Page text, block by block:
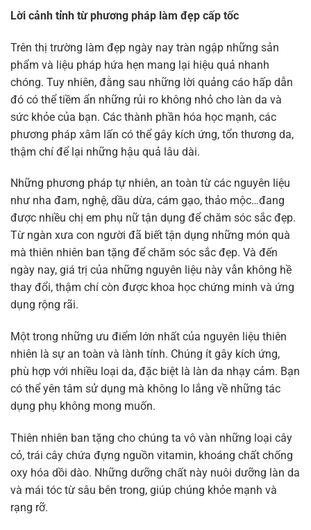
Lời cảnh tỉnh từ phương pháp làm đẹp cấp tốc
Trên thị trường làm đẹp ngày nay tràn ngập những sản
phẩm và liệu pháp hứa hẹn mang lại hiệu quả nhanh
chóng. Tuy nhiên, đằng sau những lời quảng cáo hấp dẫn
đó có thể tiềm ẩn những rủi ro không nhỏ cho làn da và
sức khỏe của bạn. Các thành phần hóa học mạnh, các
phương pháp xâm lấn có thể gây kích ứng, tổn thương da,
thậm chí để lại những hậu quả lâu dài.
Những phương pháp tự nhiên, an toàn từ các nguyên liệu
như nha đam, nghệ, dầu dừa, cám gạo, thảo mộc…đang
được nhiều chị em phụ nữ tận dụng để chăm sóc sắc đẹp.
Từ ngàn xưa con người đã biết tận dụng những món quà
mà thiên nhiên ban tặng để chăm sóc sắc đẹp. Và đến
ngày nay, giá trị của những nguyên liệu này vẫn không hề
thay đổi, thậm chí còn được khoa học chứng minh và ứng
dụng rộng rãi.
Một trong những ưu điểm lớn nhất của nguyên liệu thiên
nhiên là sự an toàn và lành tính. Chúng ít gây kích ứng,
phù hợp với nhiều loại da, đặc biệt là làn da nhạy cảm. Bạn
có thể yên tâm sử dụng mà không lo lắng về những tác
dụng phụ không mong muốn.
Thiên nhiên ban tặng cho chúng ta vô vàn những loại cây
cỏ, trái cây chứa đựng nguồn vitamin, khoáng chất chống
oxy hóa dồi dào. Những dưỡng chất này nuôi dưỡng làn da
và mái tóc từ sâu bên trong, giúp chúng khỏe mạnh và
rạng rỡ.